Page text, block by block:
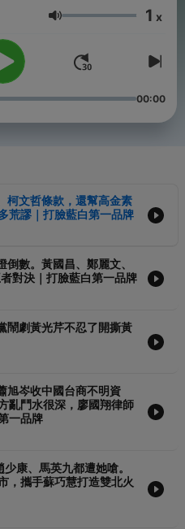
Volumen 1 x
00:00
柯文哲條款，還幫高金素
荒謬｜打臉藍白第一品牌
數。黃國昌、鄭麗文、
對決｜打臉藍白第一品牌
鬧劇黃光芹不忍了開撕黃
旭岑收中國台商不明資
亂鬥水很深，廖國翔律師
一品牌
康、馬英九都遭她嗆。
，攜手蘇巧慧打造雙北火